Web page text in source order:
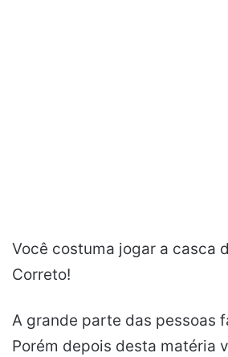
Você costuma jogar a casca
Correto!
A grande parte das pessoas
Porém depois desta matéria